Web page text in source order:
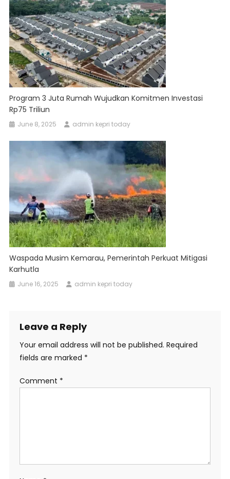
Program 3 Juta Rumah Wujudkan Komitmen Investasi
Rp75 Triliun
June 8, 2025 admin kepri today
Waspada Musim Kemarau, Pemerintah Perkuat Mitigasi
Karhutla
June 16, 2025 admin kepri today
Leave a Reply
Your email address will not be published. Required
fields are marked *
Comment *